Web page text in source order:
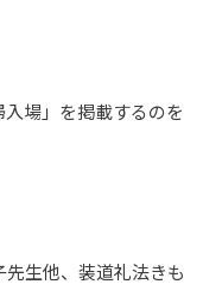
場」を掲載するのを
生他、装道礼法きも